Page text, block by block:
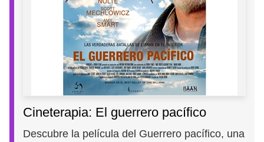
Cineterapia: El guerrero pacífico
Descubre la película del Guerrero pacífico, una